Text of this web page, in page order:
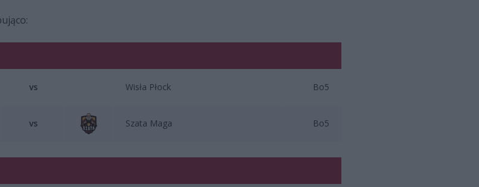
vs Wisła Płock Bo5
vs Szata Maga Bo5